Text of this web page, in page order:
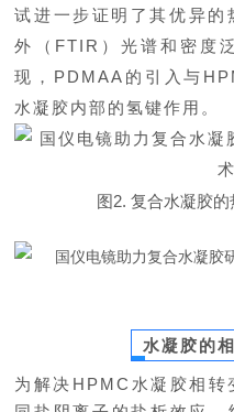
试进一步证明了其优异的
外（FTIR）光谱和密度
现，PDMAA的引入与
水凝胶内部的氢键作用。
图2. 复合水凝胶的
水凝胶的
为解决HPMC水凝胶相转